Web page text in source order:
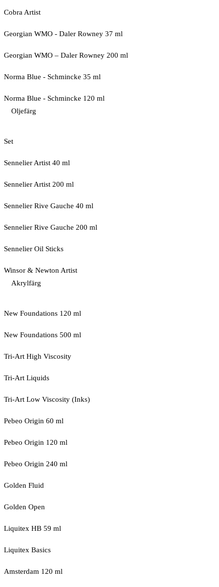
Cobra Artist
Georgian WMO - Daler Rowney 37 ml
Georgian WMO – Daler Rowney 200 ml
Norma Blue - Schmincke 35 ml
Norma Blue - Schmincke 120 ml
Oljefärg
Set
Sennelier Artist 40 ml
Sennelier Artist 200 ml
Sennelier Rive Gauche 40 ml
Sennelier Rive Gauche 200 ml
Sennelier Oil Sticks
Winsor & Newton Artist
Akrylfärg
New Foundations 120 ml
New Foundations 500 ml
Tri-Art High Viscosity
Tri-Art Liquids
Tri-Art Low Viscosity (Inks)
Pebeo Origin 60 ml
Pebeo Origin 120 ml
Pebeo Origin 240 ml
Golden Fluid
Golden Open
Liquitex HB 59 ml
Liquitex Basics
Amsterdam 120 ml